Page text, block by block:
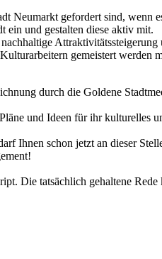
Neumarkt gefordert sind,
ein und gestalten diese aktiv mit.
gemeistert
durch die Goldene
und Ideen für ihr kulturelles
Ihnen schon jetzt an dieser
Die tatsächlich gehaltene